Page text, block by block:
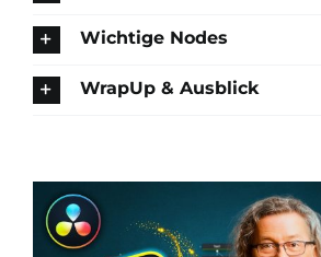
Wichtige Nodes
WrapUp & Ausblick